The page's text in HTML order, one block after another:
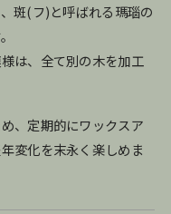
斑(フ)と呼ばれる瑪瑙の
は、全て別の木を加工
、定期的にワックスア
変化を末永く楽しめま